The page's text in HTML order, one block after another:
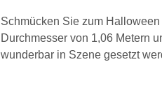
Schmücken Sie zum
Durchmesser von 1,06 Metern
wunderbar in Szene gesetzt